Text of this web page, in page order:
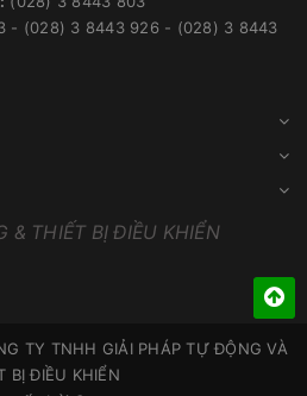
- (028) 3 8443 926 - (028) 3 8443
& THIẾT BỊ ĐIỀU KHIỂN
TY TNHH GIẢI PHÁP TỰ ĐỘNG VÀ
BỊ ĐIỀU KHIỂN